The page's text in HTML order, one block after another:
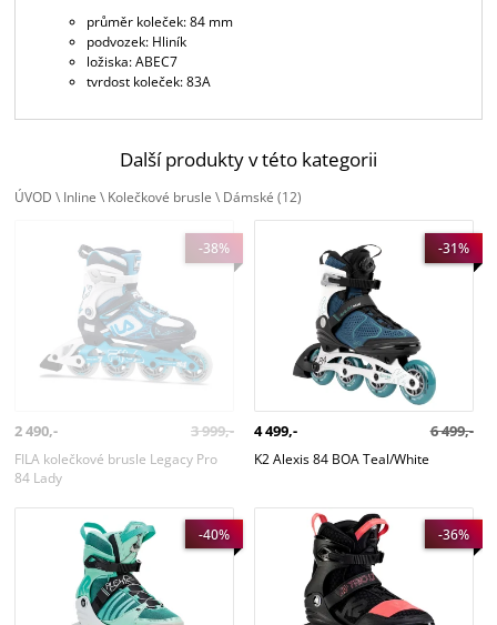
průměr koleček: 84 mm
podvozek: Hliník
ložiska: ABEC7
tvrdost koleček: 83A
Další produkty v této kategorii
ÚVOD \ Inline \ Kolečkové brusle \ Dámské(12)
FILA kolečkové brusle Legacy Pro
-38%
2 490,- 3 999,-
FILA kolečkové brusle Legacy Pro
84 Lady
K2 Alexis 84 BOA Teal/White
-31%
4 499,- 6 499,-
K2 Alexis 84 BOA Teal/White
K2 Alexis 84 PRO Green
-40%
K2 TRIO LT 100 W
-36%